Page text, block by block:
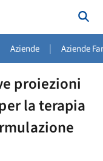
Aziende | Aziende
proiezioni
la terapia